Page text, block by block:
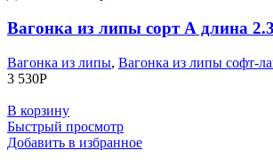
Вагонка из липы сорт А длина
Вагонка из липы, Вагонка из липы софт-
3 530Р
В корзину
Быстрый просмотр
Добавить в избранное